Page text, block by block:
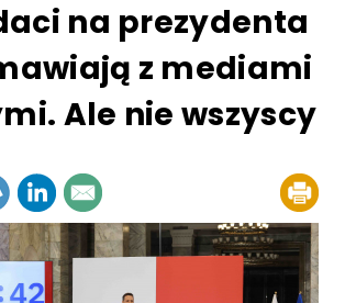
na prezydenta
z mediami
Ale nie wszyscy